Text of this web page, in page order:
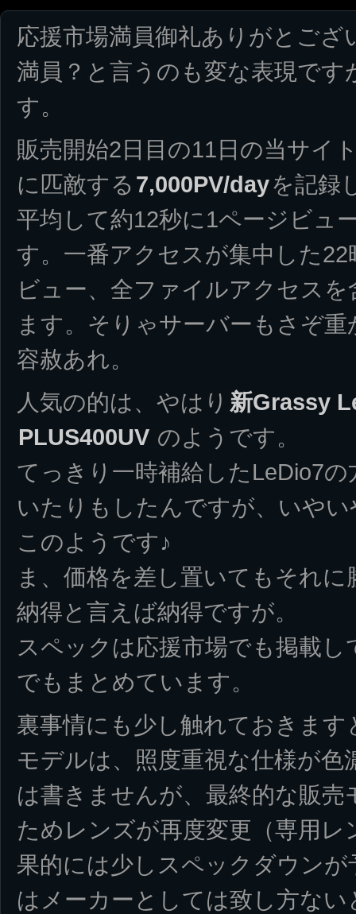
応援市場満員御礼ありがとござ
満員？と言うのも変な表現で
す。
販売開始2日目の11日の当サイ
に匹敵する 7,000PV/dayを記録
平均して約12秒に1ページビュ
す。一番アクセスが集中した
ビュー、全ファイルアクセス
ます。そりゃサーバーもさぞ
容赦あれ。
人気の的は、やはり 新Grassy
PLUS400UV のようです。
てっきり一時補給したLeDio7
いたりもしたんですが、いや
このようです♪
ま、価格を差し置いてもそれ
納得と言えば納得ですが。
スペックは応援市場でも掲載し
でもまとめています。
裏事情にも少し触れておきま
モデルは、照度重視な仕様が
は書きませんが、最終的な販
ためレンズが再度変更（専用
果的には少しスペックダウン
はメーカーとしては致し方な